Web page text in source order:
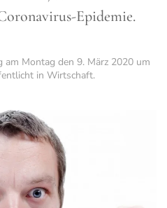
Epidemie.
am Montag den 9. März 2020 um
in Wirtschaft.